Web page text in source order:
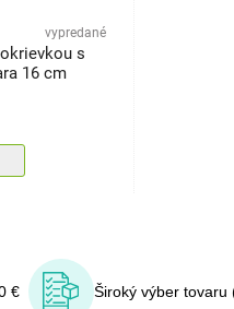
vypredané
s
16 cm
€ Široký výber tovaru